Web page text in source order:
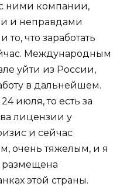
ними компании,
и неправдами
что заработать
Международным
уйти из России,
в дальнейшем.
июля, то есть за
лицензии у
и сейчас
очень тяжелым, и я
размещена
этой страны.